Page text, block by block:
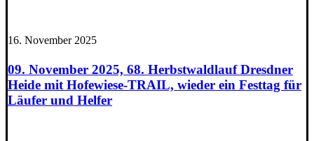
16. November 2025
09. November 2025, 68. Herbstwaldlauf Dresdner
Heide mit Hofewiese-TRAIL, wieder ein Festtag für
Läufer und Helfer